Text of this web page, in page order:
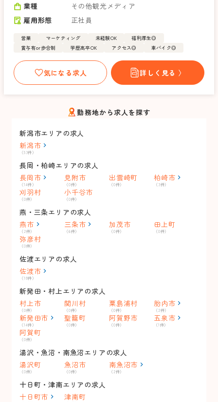
業種
その他観光メディア
雇用形態
正社員
営業 マーケティング 未経験OK
福利厚生◎
賞与有or歩合制
学歴高卒OK アクセス◎ 車バイク◎
気になる求人 詳しく見る 〉
勤務地から求人を探す
新潟市エリアの求人
新潟市
（53件）
長岡・柏崎エリアの求人
長岡市
（14件）
見附市
（0件）
出雲崎町
（0件）
柏崎市
（3件）
刈羽村
（0件）
小千谷市
（0件）
燕・三条エリアの求人
燕市
（2件）
三条市
（6件）
加茂市
（0件）
田上町
（0件）
弥彦村
（0件）
佐渡エリアの求人
佐渡市
（18件）
新発田・村上エリアの求人
村上市
（0件）
関川村
（0件）
粟島浦村
（0件）
胎内市
（2件）
新発田市
（14件）
聖籠町
（0件）
阿賀野市
（0件）
五泉市
（1件）
阿賀町
（0件）
湯沢・魚沼・南魚沼エリアの求人
湯沢町
（0件）
魚沼市
（0件）
南魚沼市
（2件）
十日町・津南エリアの求人
十日町市
津南町